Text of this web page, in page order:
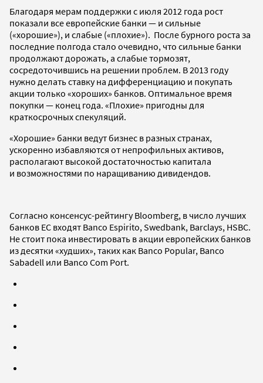
Благодаря мерам поддержки с июля 2012 года рост
показали все европейские банки — и сильные
(«хорошие»), и слабые («плохие»). После бурного роста за
последние полгода стало очевидно, что сильные банки
продолжают дорожать, а слабые тормозят,
сосредоточившись на решении проблем. В 2013 году
нужно делать ставку на дифференциацию и покупать
акции только «хороших» банков. Оптимальное время
покупки — конец года. «Плохие» пригодны для
краткосрочных спекуляций.
«Хорошие» банки ведут бизнес в разных странах,
ускоренно избавляются от непрофильных активов,
располагают высокой достаточностью капитала
и возможностями по наращиванию дивидендов.
Согласно консенсус-рейтингу Bloomberg, в число лучших
банков ЕС входят Banco Espirito, Swedbank, Barclays, HSBC.
Не стоит пока инвестировать в акции европейских банков
из десятки «худших», таких как Banco Popular, Banco
Sabadell или Banco Com Port.